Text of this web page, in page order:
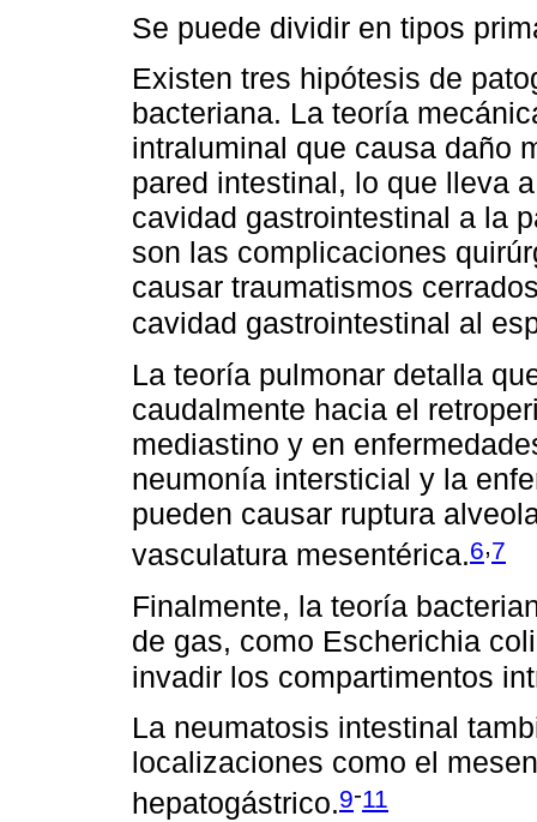
Se puede dividir en tipos
Existen tres hipótesis de
bacteriana. La teoría
intraluminal que causa daño
pared intestinal, lo que lleva
cavidad gastrointestinal a la
son las complicaciones
causar traumatismos
cavidad gastrointestinal al
La teoría pulmonar detalla
caudalmente hacia el
mediastino y en
neumonía intersticial y la
pueden causar ruptura
vasculatura mesentérica.6,7
Finalmente, la teoría
de gas, como Escherichia
invadir los compartimentos
La neumatosis intestinal
localizaciones como el
hepatogástrico.9-11